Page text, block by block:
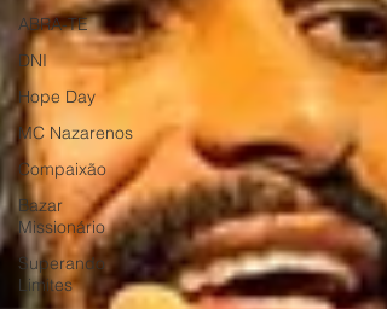
ABRA-TE
DNI
Hope Day
MC Nazarenos
Compaixão
Bazar
Missionário
Superando
Limites